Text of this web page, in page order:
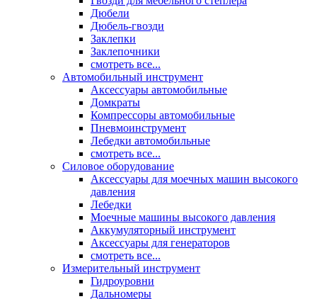
Дюбели
Дюбель-гвозди
Заклепки
Заклепочники
смотреть все...
Автомобильный инструмент
Аксессуары автомобильные
Домкраты
Компрессоры автомобильные
Пневмоинструмент
Лебедки автомобильные
смотреть все...
Силовое оборудование
Аксессуары для моечных машин высокого
давления
Лебедки
Моечные машины высокого давления
Аккумуляторный инструмент
Аксессуары для генераторов
смотреть все...
Измерительный инструмент
Гидроуровни
Дальномеры